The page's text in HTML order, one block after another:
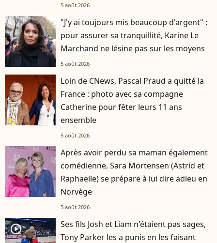
5 août 2026
"J'y ai toujours mis beaucoup d'argent" :
pour assurer sa tranquillité, Karine Le
Marchand ne lésine pas sur les moyens
5 août 2026
Loin de CNews, Pascal Praud a quitté la
France : photo avec sa compagne
Catherine pour fêter leurs 11 ans
ensemble
5 août 2026
Après avoir perdu sa maman également
comédienne, Sara Mortensen (Astrid et
Raphaëlle) se prépare à lui dire adieu en
Norvège
5 août 2026
player2
Ses fils Josh et Liam n'étaient pas sages,
Tony Parker les a punis en les faisant